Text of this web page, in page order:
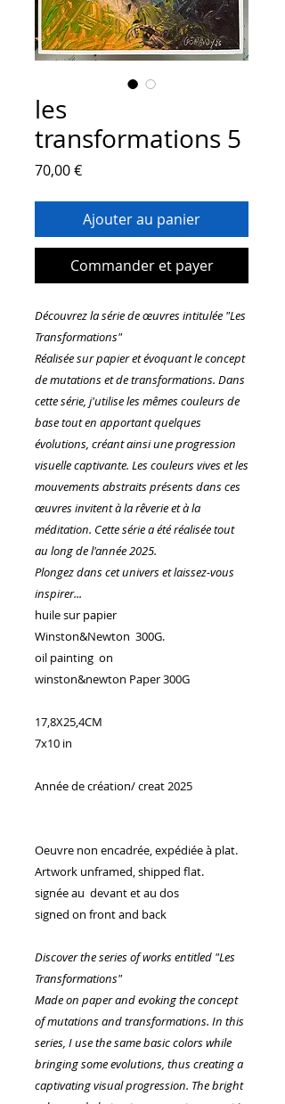
les
transformations 5
70,00 €Prix
Ajouter au panier
Commander et payer
Découvrez la série de œuvres intitulée "Les
Transformations"
Réalisée sur papier et évoquant le concept
de mutations et de transformations. Dans
cette série, j'utilise les mêmes couleurs de
base tout en apportant quelques
évolutions, créant ainsi une progression
visuelle captivante. Les couleurs vives et les
mouvements abstraits présents dans ces
œuvres invitent à la rêverie et à la
méditation. Cette série a été réalisée tout
au long de l'année 2025.
Plongez dans cet univers et laissez-vous
inspirer...
huile sur papier
Winston&Newton 300G.
oil painting on
winston&newton Paper 300G
17,8X25,4CM
7x10 in
Année de création/ creat 2025
Oeuvre non encadrée, expédiée à plat.
Artwork unframed, shipped flat.
signée au devant et au dos
signed on front and back
Discover the series of works entitled "Les
Transformations"
Made on paper and evoking the concept
of mutations and transformations. In this
series, I use the same basic colors while
bringing some evolutions, thus creating a
captivating visual progression. The bright